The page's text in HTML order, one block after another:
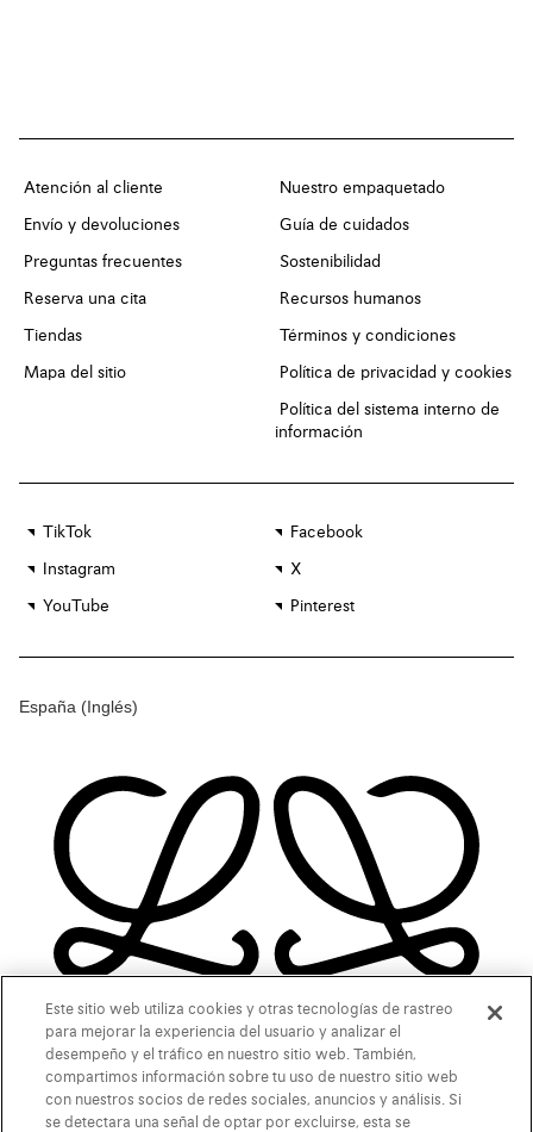
Atención al cliente
Envío y devoluciones
Preguntas frecuentes
Reserva una cita
Tiendas
Mapa del sitio
Nuestro empaquetado
Guía de cuidados
Sostenibilidad
Recursos humanos
Términos y condiciones
Política de privacidad y cookies
Política del sistema interno de
información
TikTok Facebook
Instagram X
YouTube Pinterest
España (Inglés)
Este sitio web utiliza cookies y otras tecnologías de rastreo
para mejorar la experiencia del usuario y analizar el
desempeño y el tráfico en nuestro sitio web. También,
compartimos información sobre tu uso de nuestro sitio web
con nuestros socios de redes sociales, anuncios y análisis. Si
se detectara una señal de optar por excluirse, esta se